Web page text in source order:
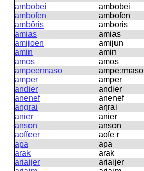
ambobeí
ambobei
ambofen
ambofen
ambôris
amboris
amias
amias
amijoen
amijun
amin
amin
amos
amos
ampeermaso
ampeːrmaso
amper
amper
andier
andier
anenef
anenef
angrai
aŋrai
anier
anier
anson
anson
aoffeer
aofeːr
apa
apa
arak
arak
ariaijer
ariaijer